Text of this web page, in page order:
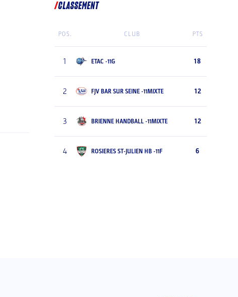
CLASSEMENT
POS. CLUB PTS
1 ETAC -11G 18
2 FJV BAR SUR SEINE -11MIXTE 12
3 BRIENNE HANDBALL -11MIXTE 12
4 ROSIERES ST-JULIEN HB -11F 6